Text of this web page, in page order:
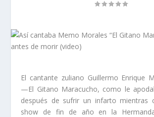
El cantante zuliano Guillermo Enrique
—El Gitano Maracucho, como le
después de sufrir un infarto mientras
show de fin de año en la